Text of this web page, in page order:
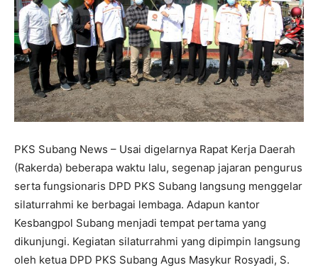
PKS Subang News – Usai digelarnya Rapat Kerja Daerah
(Rakerda) beberapa waktu lalu, segenap jajaran pengurus
serta fungsionaris DPD PKS Subang langsung menggelar
silaturrahmi ke berbagai lembaga. Adapun kantor
Kesbangpol Subang menjadi tempat pertama yang
dikunjungi. Kegiatan silaturrahmi yang dipimpin langsung
oleh ketua DPD PKS Subang Agus Masykur Rosyadi, S.